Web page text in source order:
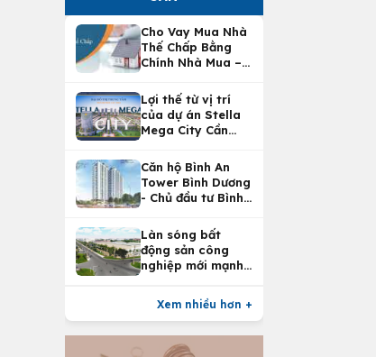
Cho Vay Mua Nhà
Thế Chấp Bằng
Chính Nhà Mua –
Nhà Tại
Vietcombank
Lợi thế từ vị trí
của dự án Stella
Mega City Cần
Căn hộ Bình An
Tower Bình Dương
- Chủ đầu tư Bình
Làn sóng bất
động sản công
nghiệp mới mạnh
Xem nhiều hơn +